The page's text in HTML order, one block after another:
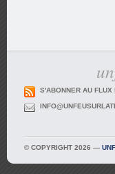
S'ABONNER AU FLUX
© COPYRIGHT 2026 —